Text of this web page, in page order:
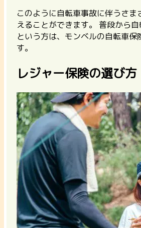
このように自転車事故に伴うさま
えることができます。 普段から
という方は、モンベルの自転車保
す。
レジャー保険の選び方